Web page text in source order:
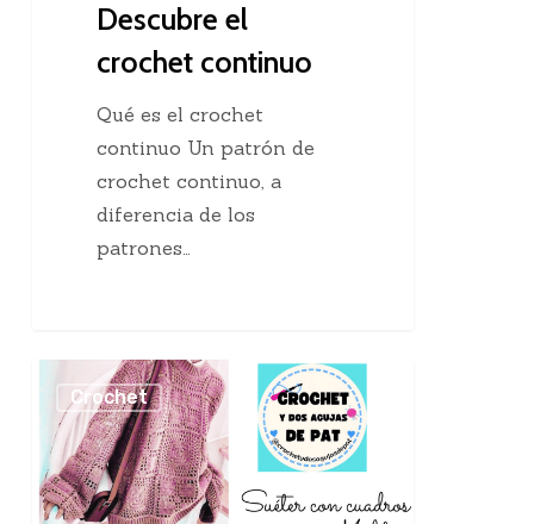
Descubre el
crochet continuo
Qué es el crochet
continuo Un patrón de
crochet continuo, a
diferencia de los
patrones…
Crochet
con
Cuadros
Crochet